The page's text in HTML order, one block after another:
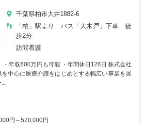
千葉県柏市大井1882-6
「柏」駅より バス「大木戸」下車 徒
歩2分
訪問看護
・年収600万円も可能 ・年間休日126日 株式会社
を中心に医療介護をはじめとする幅広い事業を展
...
円～520,000円